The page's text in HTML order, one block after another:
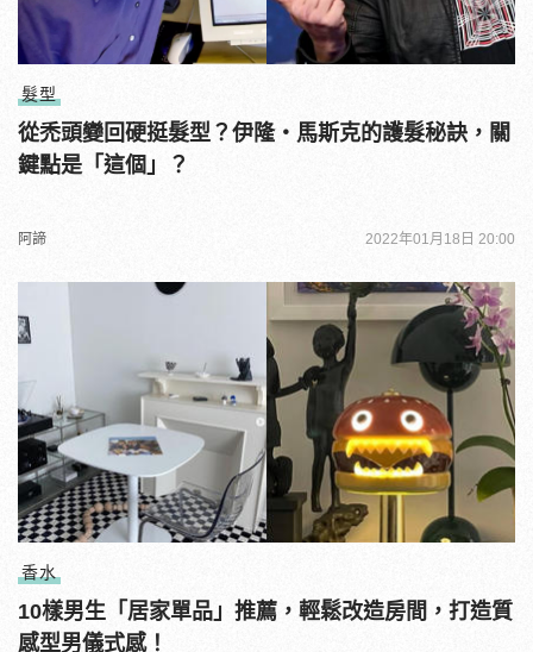
髮型
從禿頭變回硬挺髮型？伊隆・馬斯克的護髮秘訣，關
鍵點是「這個」？
阿諦 2022年01月18日 20:00
香水
10樣男生「居家單品」推薦，輕鬆改造房間，打造質
感型男儀式感！